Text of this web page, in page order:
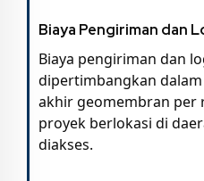
Biaya Pengiriman dan
Biaya pengiriman dan
dipertimbangkan
akhir geomembran per
proyek berlokasi di
diakses.